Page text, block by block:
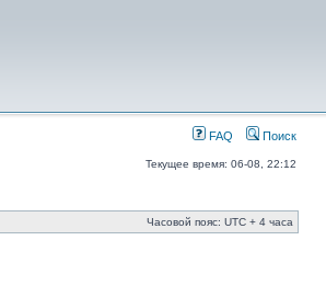
FAQ Поиск
Текущее время: 06-08, 22:12
Часовой пояс: UTC + 4 часа